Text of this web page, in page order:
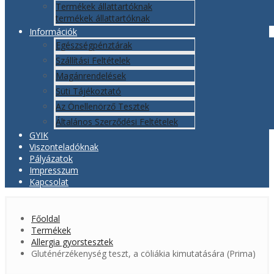
Termékek állattartóknak
termékek állattartóknak
Információk
Egészségpénztárak
Szállítási Feltételek
Magánrendelések
Süti Tájékoztató
Az Önellenörző Tesztek
Általános Szerződési Feltételek
GYIK
Viszonteladóknak
Pályázatok
Impresszum
Kapcsolat
Főoldal
Termékek
Allergia gyorstesztek
Gluténérzékenység teszt, a cöliákia kimutatására (Prima)